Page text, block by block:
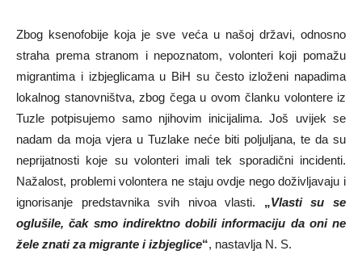
Zbog ksenofobije koja je sve veća u našoj državi, odnosno
straha prema stranom i nepoznatom, volonteri koji pomažu
migrantima i izbjeglicama u BiH su često izloženi napadima
lokalnog stanovništva, zbog čega u ovom članku volontere iz
Tuzle potpisujemo samo njihovim inicijalima. Još uvijek se
nadam da moja vjera u Tuzlake neće biti poljuljana, te da su
neprijatnosti koje su volonteri imali tek sporadični incidenti.
Nažalost, problemi volontera ne staju ovdje nego doživljavaju i
ignorisanje predstavnika svih nivoa vlasti. „Vlasti su se
oglušile, čak smo indirektno dobili informaciju da oni ne
žele znati za migrante i izbjeglice“, nastavlja N. S.